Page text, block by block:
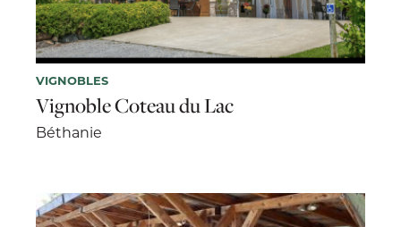
VIGNOBLES
Vignoble Coteau du Lac
Béthanie